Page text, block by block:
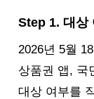
Step 1. 대상
2026년 5월
상품권 앱, 국
대상 여부를